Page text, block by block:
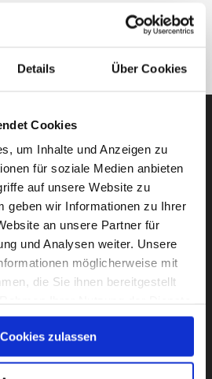
Details Über Cookies
Cookies
um Inhalte und Anzeigen zu
für soziale Medien anbieten
auf unsere Website zu
geben wir Informationen zu Ihrer
an unsere Partner für
und Analysen weiter. Unsere
möglicherweise mit
die Sie ihnen bereitgestellt
finden siehier.
zulassen